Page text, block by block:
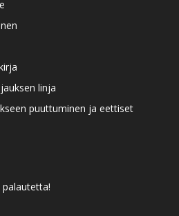
linja
puuttuminen ja eettiset